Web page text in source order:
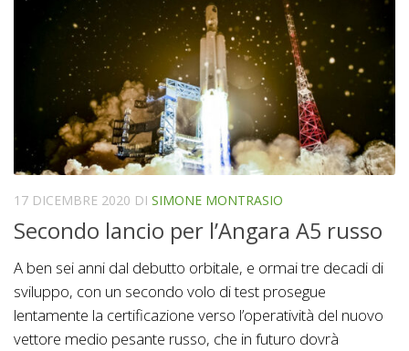
17 DICEMBRE 2020 DI SIMONE MONTRASIO
Secondo lancio per l’Angara A5 russo
A ben sei anni dal debutto orbitale, e ormai tre decadi di
sviluppo, con un secondo volo di test prosegue
lentamente la certificazione verso l’operatività del nuovo
vettore medio pesante russo, che in futuro dovrà